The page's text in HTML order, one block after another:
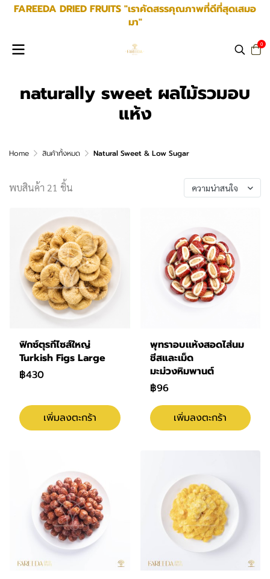
FAREEDA DRIED FRUITS "เราคัดสรรคุณภาพที่ดีที่สุดเสมอ
มา"
0
naturally sweet ผลไม้รวมอบ
แห้ง
Home สินค้าทั้งหมด Natural Sweet & Low Sugar
พบสินค้า 21 ชิ้น ความน่าสนใจ
ฟิกซ์ตุรกีไซส์ใหญ่
Turkish Figs Large
฿430
เพิ่มลงตะกร้า
พุทราอบเเห้งสอดไส่นม
ชีสและเม็ด
มะม่วงหิมพานต์
฿96
เพิ่มลงตะกร้า